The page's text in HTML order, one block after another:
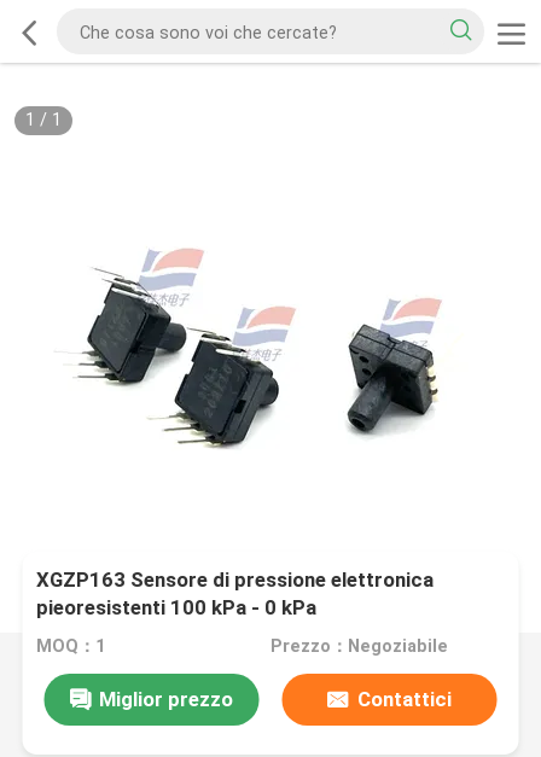
1 / 1
XGZP163 Sensore di pressione elettronica
pieoresistenti 100 kPa - 0 kPa
MOQ：1 Prezzo：Negoziabile
Miglior prezzo Contattici